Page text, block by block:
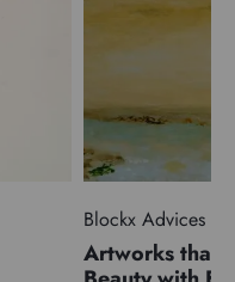
Blockx Advices
Artworks that